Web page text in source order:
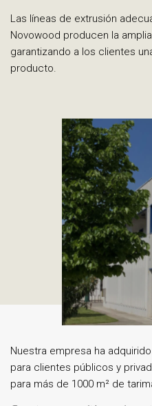
Las líneas de extrusión
Novowood producen la
garantizando a los clientes
producto.
Nuestra empresa ha
para clientes públicos y
para más de 1000 m² de